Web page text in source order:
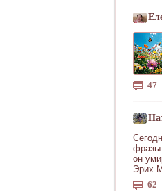
47
он
Эрих
62